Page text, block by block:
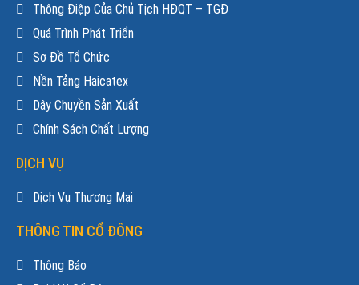
Thông Điệp Của Chủ Tịch HĐQT – TGĐ
Quá Trình Phát Triển
Sơ Đồ Tổ Chức
Nền Tảng Haicatex
Dây Chuyền Sản Xuất
Chính Sách Chất Lượng
DỊCH VỤ
Dịch Vụ Thương Mại
THÔNG TIN CỔ ĐÔNG
Thông Báo